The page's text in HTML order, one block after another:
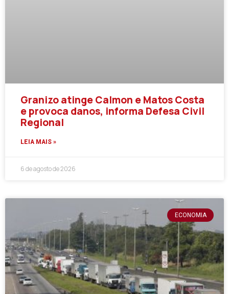
Granizo atinge Calmon e Matos Costa
e provoca danos, informa Defesa Civil
Regional
LEIA MAIS »
6 de agosto de 2026
ECONOMIA